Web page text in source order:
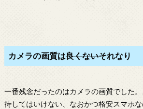
カメラの画質は良くないそれなり
一番残念だったのはカメラの画質でした
待してはいけない、なおかつ格安スマホ